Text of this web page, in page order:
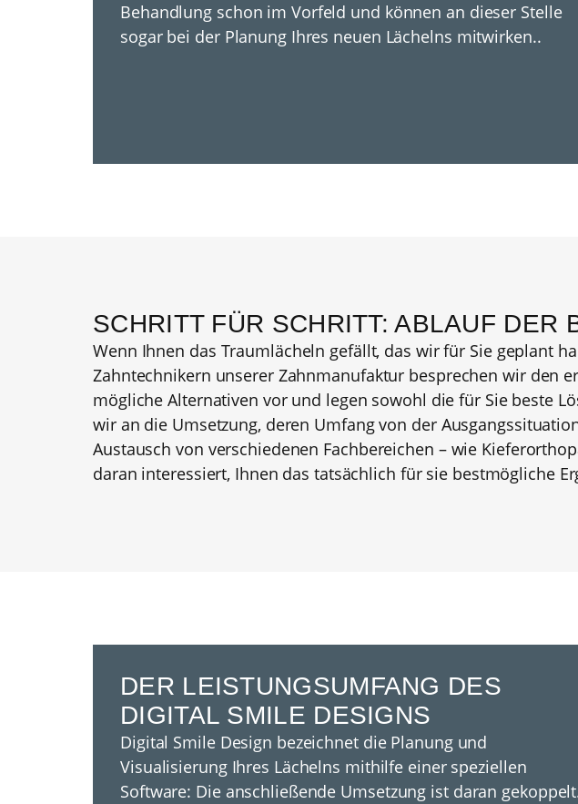
Behandlung schon im Vorfeld und können an dieser Stelle
sogar bei der Planung Ihres neuen Lächelns mitwirken..
SCHRITT FÜR SCHRITT: ABLAUF DER
Wenn Ihnen das Traumlächeln gefällt, das wir für Sie geplant
Zahntechnikern unserer Zahnmanufaktur besprechen wir den
mögliche Alternativen vor und legen sowohl die für Sie beste
wir an die Umsetzung, deren Umfang von der
Austausch von verschiedenen Fachbereichen – wie
daran interessiert, Ihnen das tatsächlich für sie bestmögliche
DER LEISTUNGSUMFANG DES
DIGITAL SMILE DESIGNS
Digital Smile Design bezeichnet die Planung und
Visualisierung Ihres Lächelns mithilfe einer speziellen
Software: Die anschließende Umsetzung ist daran